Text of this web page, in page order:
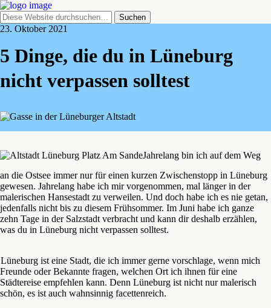
23. Oktober 2021
5 Dinge, die du in Lüneburg
nicht verpassen solltest
Jahrelang bin ich auf dem Weg
an die Ostsee immer nur für einen kurzen Zwischenstopp in Lüneburg
gewesen. Jahrelang habe ich mir vorgenommen, mal länger in der
malerischen Hansestadt zu verweilen. Und doch habe ich es nie getan,
jedenfalls nicht bis zu diesem Frühsommer. Im Juni habe ich ganze
zehn Tage in der Salzstadt verbracht und kann dir deshalb erzählen,
was du in Lüneburg nicht verpassen solltest.
Lüneburg ist eine Stadt, die ich immer gerne vorschlage, wenn mich
Freunde oder Bekannte fragen, welchen Ort ich ihnen für eine
Städtereise empfehlen kann. Denn Lüneburg ist nicht nur malerisch
schön, es ist auch wahnsinnig facettenreich.